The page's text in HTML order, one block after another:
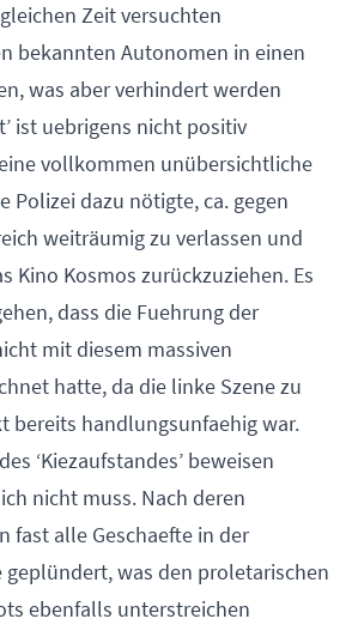
Zeit versuchten
bekannten Autonomen in einen
was aber verhindert werden
ist uebrigens nicht positiv
vollkommen unübersichtliche
Polizei dazu nötigte, ca. gegen
weiträumig zu verlassen und
Kino Kosmos zurückzuziehen. Es
dass die Fuehrung der
mit diesem massiven
hatte, da die linke Szene zu
bereits handlungsunfaehig war.
‘Kiezaufstandes’ beweisen
nicht muss. Nach deren
fast alle Geschaefte in der
geplündert, was den proletarischen
ebenfalls unterstreichen